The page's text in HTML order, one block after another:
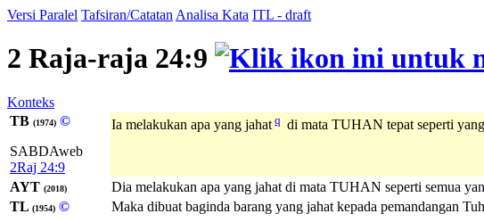
Versi Paralel Tafsiran/Catatan Analisa Kata ITL - draft
2 Raja-raja 24:9
Konteks
TB (1974) ©
SABDAweb
2Raj 24:9
Ia melakukan apa yang jahat q di mata TUHAN tepat seperti
AYT (2018)
Dia melakukan apa yang jahat di mata TUHAN seperti semua
TL (1954) ©
Maka dibuat baginda barang yang jahat kepada pemandangan